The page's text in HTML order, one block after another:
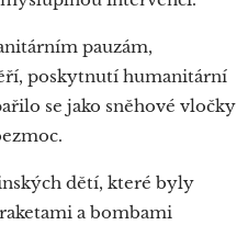
pauzám,
poskytnutí humanitární
se jako sněhové vločky
dětí, které byly
a bombami